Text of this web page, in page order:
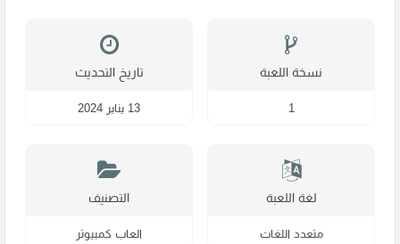
نسخة اللعبة
1
تاريخ التحديث
13 يناير 2024
لغة اللعبة
متعدد اللغات
التصنيف
العاب كمبيوتر